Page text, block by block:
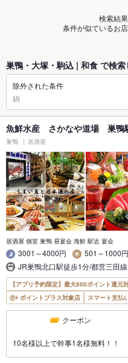
検索結
条件が似ているお
巣鴨・大塚・駒込 | 和食 で検
除外された条件
鍋
魚鮮水産 さかなや道場 巣鴨
巣鴨 居酒屋
居酒屋 個室 巣鴨 昼宴会 海鮮 駅近 宴会
3001～4000円
501～1000円
JR巣鴨北口駅徒歩1分/都営三田
【アプリ予約限定】最大800ポイント還元
ポイントプラス対象店
スマート支払
クーポン
10名様以上で幹事1名様無料！！